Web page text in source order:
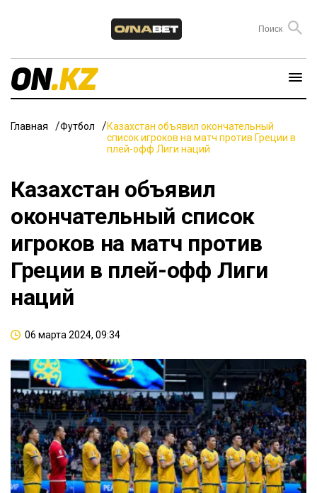
Главная Футбол
Казахстан объявил окончательный
список игроков на матч против Греции в
плей-офф Лиги наций
Казахстан объявил
окончательный список
игроков на матч против
Греции в плей-офф Лиги
наций
06 марта 2024, 09:34